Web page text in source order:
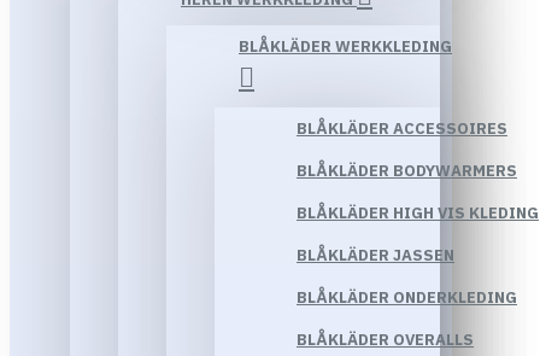
BLÅKLÄDER WERKKLEDING
BLÅKLÄDER ACCESSOIRES
BLÅKLÄDER BODYWARMERS
BLÅKLÄDER HIGH VIS KLEDING
BLÅKLÄDER JASSEN
BLÅKLÄDER ONDERKLEDING
BLÅKLÄDER OVERALLS